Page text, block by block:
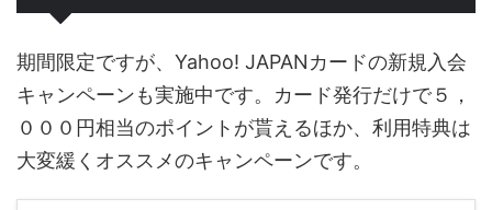
期間限定ですが、Yahoo! JAPANカードの新規入会
キャンペーンも実施中です。カード発行だけで５，
０００円相当のポイントが貰えるほか、利用特典は
大変緩くオススメのキャンペーンです。